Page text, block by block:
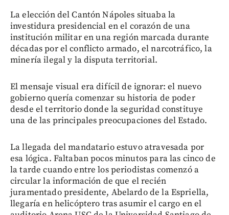
La elección del Cantón Nápoles situaba la
investidura presidencial en el corazón de una
institución militar en una región marcada durante
décadas por el conflicto armado, el narcotráfico, la
minería ilegal y la disputa territorial.
El mensaje visual era difícil de ignorar: el nuevo
gobierno quería comenzar su historia de poder
desde el territorio donde la seguridad constituye
una de las principales preocupaciones del Estado.
La llegada del mandatario estuvo atravesada por
esa lógica. Faltaban pocos minutos para las cinco de
la tarde cuando entre los periodistas comenzó a
circular la información de que el recién
juramentado presidente, Abelardo de la Espriella,
llegaría en helicóptero tras asumir el cargo en el